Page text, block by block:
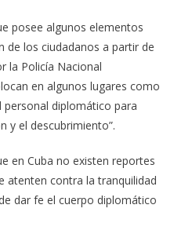
posee algunos elementos
los ciudadanos a partir de
la Policía Nacional
en algunos lugares como
personal diplomático para
y el descubrimiento”.
en Cuba no existen reportes
atenten contra la tranquilidad
dar fe el cuerpo diplomático